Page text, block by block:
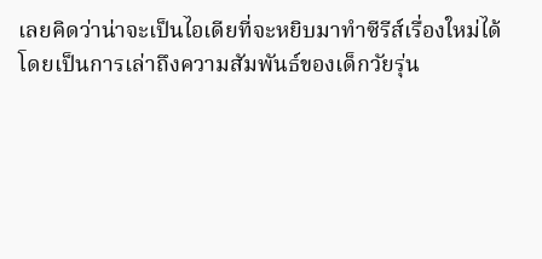
เลยคิดว่าน่าจะเป็นไอเดียที่จะหยิบมาทำซีรีส์เรื่องใหม่ได้
โดยเป็นการเล่าถึงความสัมพันธ์ของเด็กวัยรุ่น